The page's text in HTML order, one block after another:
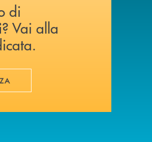
di
? Vai alla